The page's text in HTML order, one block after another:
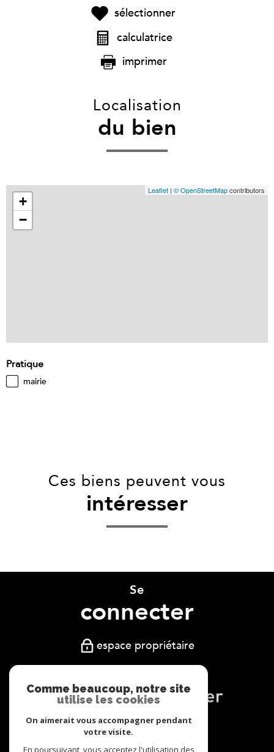
sélectionner
calculatrice
imprimer
Localisation
du bien
+
−
Leaflet | © OpenStreetMapcontributors
Pratique
mairie
Ces biens peuvent vous
intéresser
Se
connecter
espace propriétaire
Nous
Comme beaucoup, notre site
utilise les cookies
On aimerait vous accompagner pendant
votre visite.
En poursuivant, vous acceptez l'utilisation des